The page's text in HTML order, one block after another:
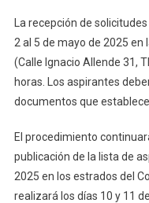
La recepción de
2 al 5 de mayo de 2025 en
(Calle Ignacio Allende 31,
horas. Los aspirantes
documentos que
El procedimiento
publicación de la lista de
2025 en los estrados del
realizará los días 10 y 11